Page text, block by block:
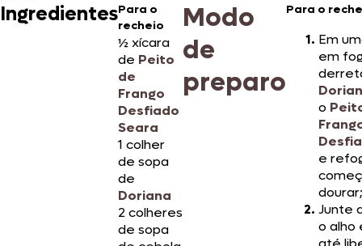
IngredientesPara o
recheio
½ xícara
de Peito
de
Frango
Desfiado
Seara
1 colher
de sopa
de
Doriana
2 colheres
de sopa
Modo
de
preparo
Para o
Em
em
o
e
dourar;
Junte
o alho